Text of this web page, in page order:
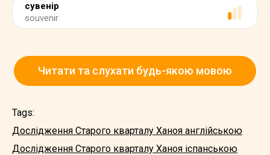
сувенір
souvenir
Читати та слухати будь-якою мовою
Tags:
Дослідження Старого кварталу Ханоя англійською
Дослідження Старого кварталу Ханоя іспанською